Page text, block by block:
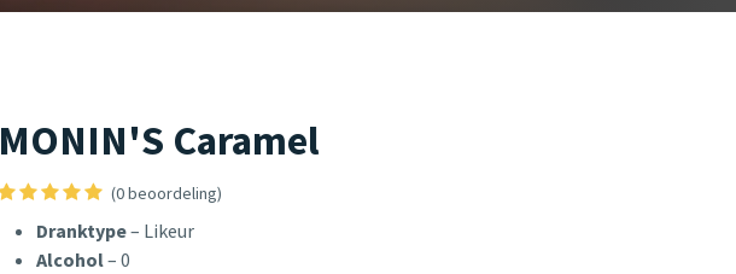
MONIN'S Caramel
(0 beoordeling)
Dranktype– Likeur
Alcohol– 0